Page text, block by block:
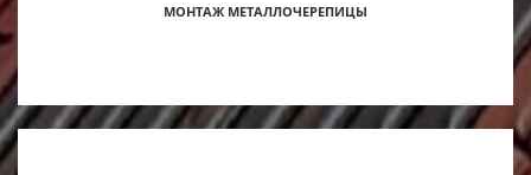
МОНТАЖ МЕТАЛЛОЧЕРЕПИЦЫ